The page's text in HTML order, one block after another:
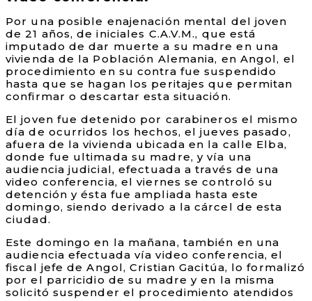
Por una posible enajenación mental del joven
de 21 años, de iniciales C.A.V.M., que está
imputado de dar muerte a su madre en una
vivienda de la Población Alemania, en Angol, el
procedimiento en su contra fue suspendido
hasta que se hagan los peritajes que permitan
confirmar o descartar esta situación.
El joven fue detenido por carabineros el mismo
día de ocurridos los hechos, el jueves pasado,
afuera de la vivienda ubicada en la calle Elba,
donde fue ultimada su madre, y vía una
audiencia judicial, efectuada a través de una
video conferencia, el viernes se controló su
detención y ésta fue ampliada hasta este
domingo, siendo derivado a la cárcel de esta
ciudad.
Este domingo en la mañana, también en una
audiencia efectuada vía video conferencia, el
fiscal jefe de Angol, Cristian Gacitúa, lo formalizó
por el parricidio de su madre y en la misma
solicitó suspender el procedimiento atendidos